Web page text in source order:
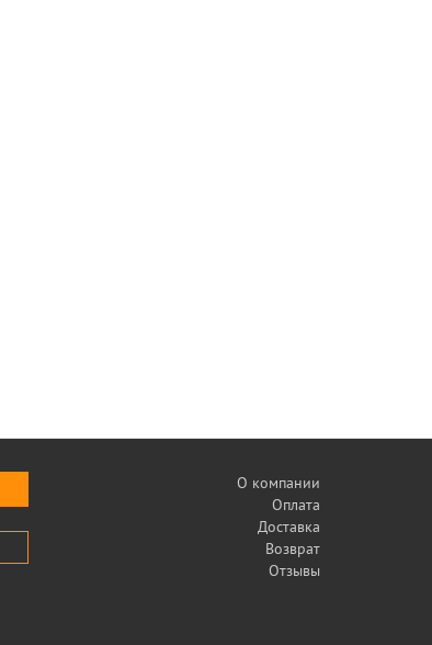
О компании
Оплата
Доставка
Возврат
Отзывы